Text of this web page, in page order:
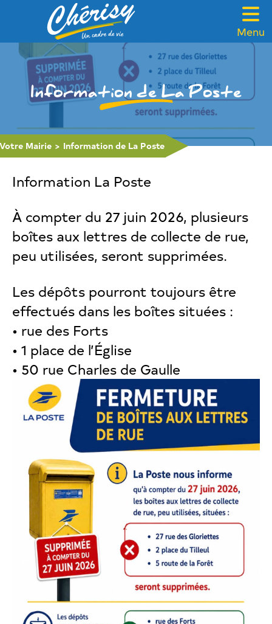
Menu
VOTRE MAIRIE
CADRE DE VIE
FAMILLE & SOLIDARITÉ
LOISIRS & TOURISME
CONTACT
Information de La Poste
Votre Mairie > Information de La Poste
Information La Poste
À compter du 27 juin 2026, plusieurs
boîtes aux lettres de collecte de rue,
peu utilisées, seront supprimées.
Les dépôts pourront toujours être
effectués dans les boîtes situées :
• rue des Forts
• 1 place de l’Église
• 50 rue Charles de Gaulle